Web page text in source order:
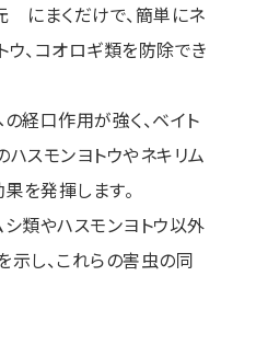
にまくだけで、簡単にネ
ウ、コオロギ類を防除でき
経口作用が強く、ベイト
スモンヨトウやネキリム
を発揮します。
シ類やハスモンヨトウ以外
示し、これらの害虫の同